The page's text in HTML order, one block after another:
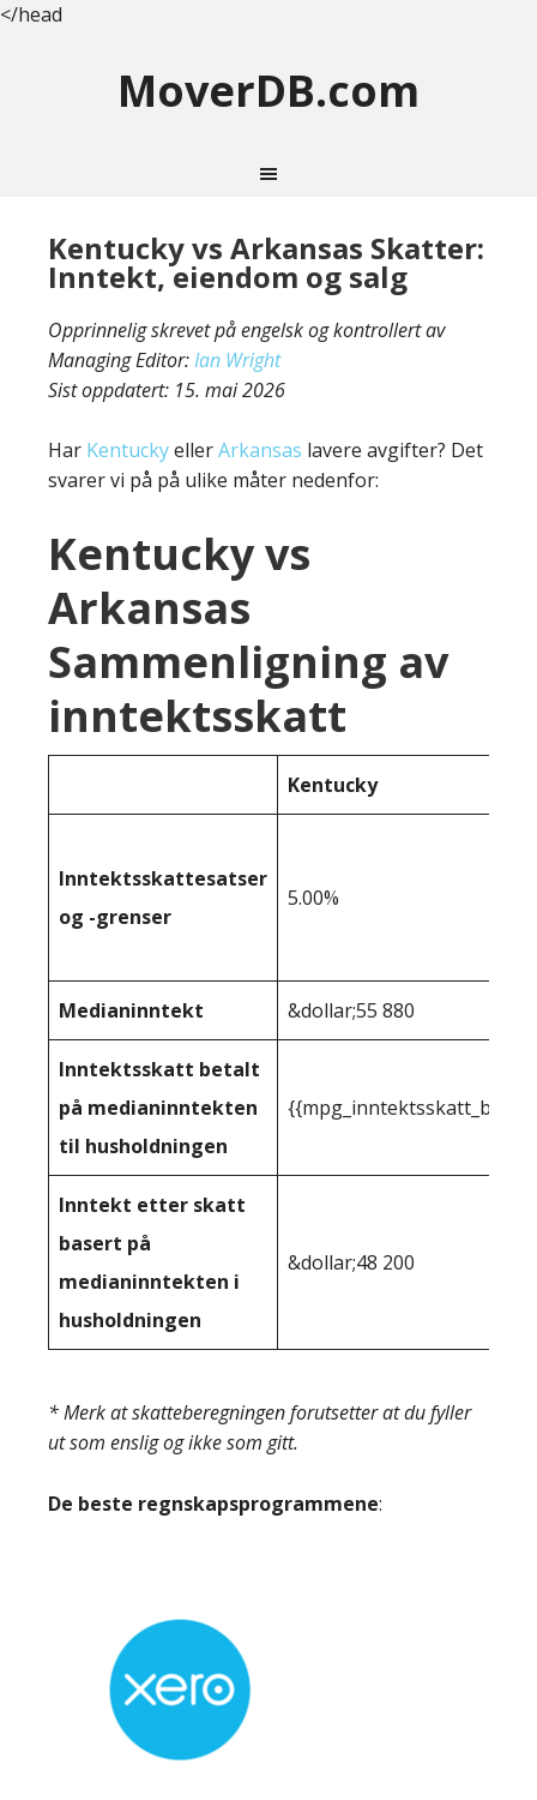
</head
MoverDB.com
Kentucky vs Arkansas Skatter:
Inntekt, eiendom og salg
Opprinnelig skrevet på engelsk og kontrollert av
Managing Editor:Ian Wright
Sist oppdatert: 15. mai 2026
Har KentuckyellerArkansas lavere avgifter? Det
svarer vi på på ulike måter nedenfor:
Kentucky vs
Arkansas
Sammenligning av
inntektsskatt
Kentucky
Inntektsskattesatser
og -grenser
5.00%
Medianinntekt &dollar;55 880
Inntektsskatt betalt
på medianinntekten
til husholdningen
Inntekt etter skatt
basert på
medianinntekten i
husholdningen
&dollar;48 200
* Merk at skatteberegningen forutsetter at du fyller
ut som enslig og ikke som gitt.
De beste regnskapsprogrammene: